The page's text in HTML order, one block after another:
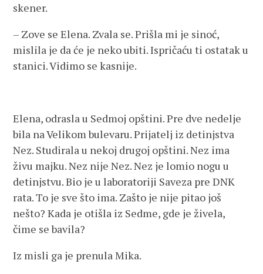
skener.
– Zove se Elena. Zvala se. Prišla mi je sinoć,
mislila je da će je neko ubiti. Ispričaću ti ostatak u
stanici. Vidimo se kasnije.
Elena, odrasla u Sedmoj opštini. Pre dve nedelje
bila na Velikom bulevaru. Prijatelj iz detinjstva
Nez. Studirala u nekoj drugoj opštini. Nez ima
živu majku. Nez nije Nez. Nez je lomio nogu u
detinjstvu. Bio je u laboratoriji Saveza pre DNK
rata. To je sve što ima. Zašto je nije pitao još
nešto? Kada je otišla iz Sedme, gde je živela,
čime se bavila?
Iz misli ga je prenula Mika.